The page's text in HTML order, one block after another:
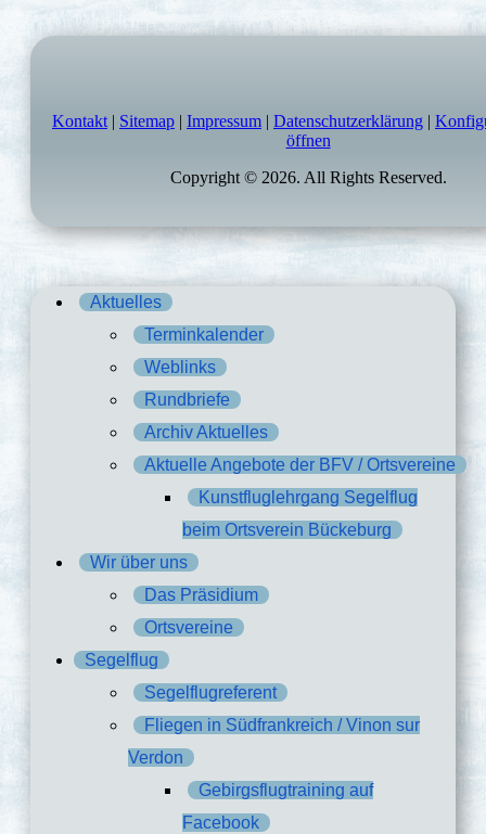
Kontakt| Sitemap | Impressum | Datenschutzerklärung |
öffnen
Copyright © 2026. All Rights Reserved.
Aktuelles
Terminkalender
Weblinks
Rundbriefe
Archiv Aktuelles
Aktuelle Angebote der BFV / Ortsvereine
Kunstfluglehrgang Segelflug
beim Ortsverein Bückeburg
Wir über uns
Das Präsidium
Ortsvereine
Segelflug
Segelflugreferent
Fliegen in Südfrankreich / Vinon sur
Verdon
Gebirgsflugtraining auf
Facebook